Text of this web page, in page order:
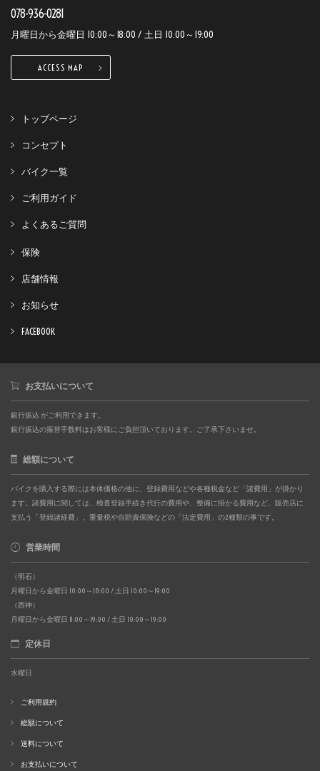
078-936-0281
月曜日から金曜日 10:00～18:00 / 土日 10:00～19:00
ACCESS MAP
トップページ
コンセプト
バイク一覧
ご利用ガイド
よくあるご質問
保険
店舗情報
お知らせ
FACEBOOK
お支払いについて
銀行振込 がご利用できます。
銀行振込の振替手数料はお客様にご負担頂いております。ご了承下さいませ。
総額について
バイクを購入する際には本体価格の他に、登録費用などや各種税金など「諸費用」が掛かり
ます。諸費用に関しては、検査登録手続き代行の費用や、整備に掛かる費用など、販売店に
支払う「登録諸経費」。重量税や自賠責保険などの「法定費用」の2種類の事です。
営業時間
（明石）
月曜日から金曜日 10:00～18:00 / 土日 10:00～19:00
（西神）
月曜日から金曜日 11:00～19:00 / 土日 10:00～19:00
定休日
水曜日
ご利用規約
総額について
送料について
お支払いについて